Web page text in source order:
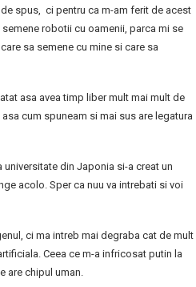
spus, ci pentru ca m-am ferit de acest
robotii cu oamenii, parca mi se
sa semene cu mine si care sa
asa avea timp liber mult mai mult de
cum spuneam si mai sus are legatura
din Japonia si-a creat un
acolo. Sper ca nuu va intrebati si voi
ci ma intreb mai degraba cat de mult
Ceea ce m-a infricosat putin la
are chipul uman.